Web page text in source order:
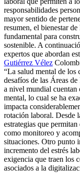
responsabilidades
mayor sentido de
resumen, el bienestar
fundamental para
sostenible. A
expertos que abordan
Gutiérrez Vélez
“La salud mental de los
desafíos de las Áreas
a nivel mundial cuentan
mental, lo cual se ha
impacta
rotación laboral. Desde
estrategias que
como monitoreo y
situaciones. Otro punto
incremento del estrés
exigencia que traen los
asociados a la